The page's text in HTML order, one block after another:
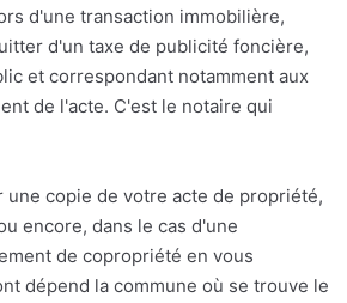
d'une transaction immobilière,
d'un taxe de publicité foncière,
et correspondant notamment aux
de l'acte. C'est le notaire qui
une copie de votre acte de propriété,
encore, dans le cas d'une
de copropriété en vous
dépend la commune où se trouve le